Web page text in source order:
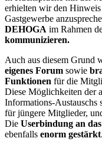
erhielten wir den
Gastgewerbe
DEHOGA im Rahmen
kommunizieren.
Auch aus diesem Grund
eigenes Forum sowie
Funktionen für die
Diese Möglichkeiten der
Informations-Austauschs
für jüngere Mitglieder,
Die Userbindung an
ebenfalls enorm gestärkt.